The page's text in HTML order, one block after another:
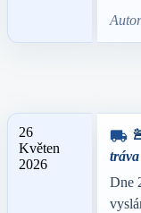
Autor
26
Květen
2026
local_shipping
Dne